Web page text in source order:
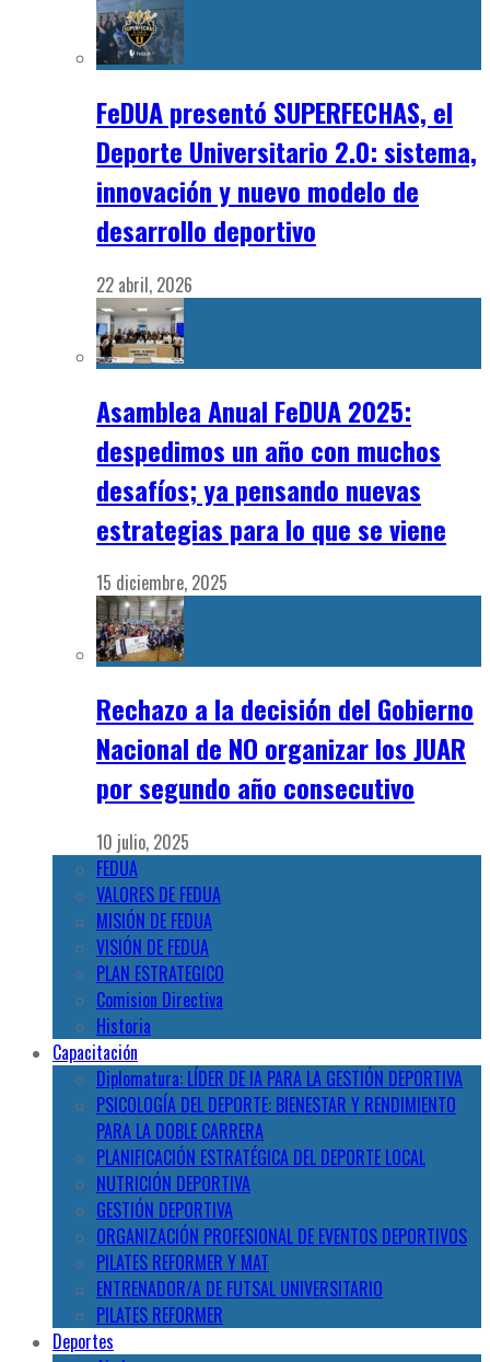
FeDUA presentó SUPERFECHAS, el
Deporte Universitario 2.0: sistema,
innovación y nuevo modelo de
desarrollo deportivo
22 abril, 2026
Asamblea Anual FeDUA 2025:
despedimos un año con muchos
desafíos; ya pensando nuevas
estrategias para lo que se viene
15 diciembre, 2025
Rechazo a la decisión del Gobierno
Nacional de NO organizar los JUAR
por segundo año consecutivo
10 julio, 2025
FEDUA
VALORES DE FEDUA
MISIÓN DE FEDUA
VISIÓN DE FEDUA
PLAN ESTRATEGICO
Comision Directiva
Historia
Capacitación
Diplomatura: LÍDER DE IA PARA LA GESTIÓN DEPORTIVA
PSICOLOGÍA DEL DEPORTE: BIENESTAR Y RENDIMIENTO
PARA LA DOBLE CARRERA
PLANIFICACIÓN ESTRATÉGICA DEL DEPORTE LOCAL
NUTRICIÓN DEPORTIVA
GESTIÓN DEPORTIVA
ORGANIZACIÓN PROFESIONAL DE EVENTOS DEPORTIVOS
PILATES REFORMER Y MAT
ENTRENADOR/A DE FUTSAL UNIVERSITARIO
PILATES REFORMER
Deportes